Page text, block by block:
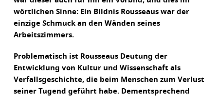
wörtlichen Sinne: Ein Bildnis Rousseaus war der
einzige Schmuck an den Wänden seines
Arbeitszimmers.
Problematisch ist Rousseaus Deutung der
Entwicklung von Kultur und Wissenschaft als
Verfallsgeschichte, die beim Menschen zum Verlust
seiner Tugend geführt habe. Dementsprechend